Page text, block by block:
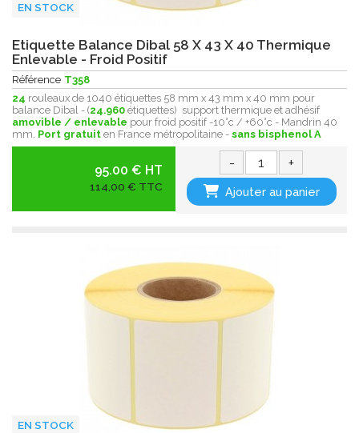
EN STOCK
Etiquette Balance Dibal 58 X 43 X 40 Thermique
Enlevable - Froid Positif
Référence T358
24 rouleaux de 1040 étiquettes 58 mm x 43 mm x 40 mm pour
balance Dibal - (24.960 étiquettes) support thermique et adhésif
amovible / enlevable pour froid positif -10°c / +60°c - Mandrin 40
mm. Port gratuit en France métropolitaine - sans bisphenol A
95.00 € HT
114,00 € TTC
- +
Ajouter au panier
EN STOCK